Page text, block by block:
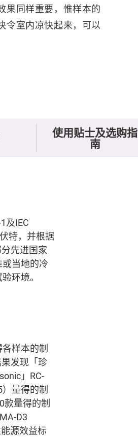
果同样重要，惟样本的
令室内凉快起来，可以
使用贴士及选购指
南
及IEC
特，并根据
先进国家
当地的冷
环境。
样本的制
发现「珍
」RC-
量得的制
款量得的制
D3
源效益标